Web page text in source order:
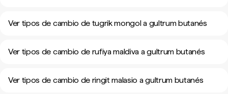
Ver tipos de cambio de tugrik mongol a gultrum butanés
Ver tipos de cambio de rufiya maldiva a gultrum butanés
Ver tipos de cambio de ringit malasio a gultrum butanés